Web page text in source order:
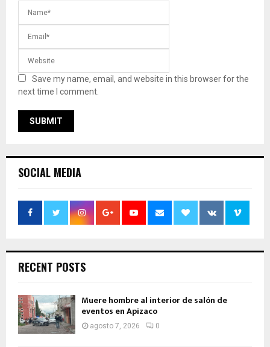
Save my name, email, and website in this browser for the
next time I comment.
SOCIAL MEDIA
RECENT POSTS
Muere hombre al interior de salón de
eventos en Apizaco
agosto 7, 2026 0